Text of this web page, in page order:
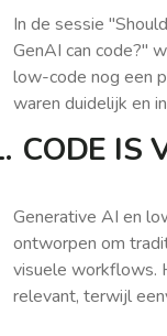
In de sessie
GenAI can code?"
low-code nog een
waren duidelijk en
CODE IS
Generative AI en
ontworpen om
visuele workflows.
relevant, terwijl